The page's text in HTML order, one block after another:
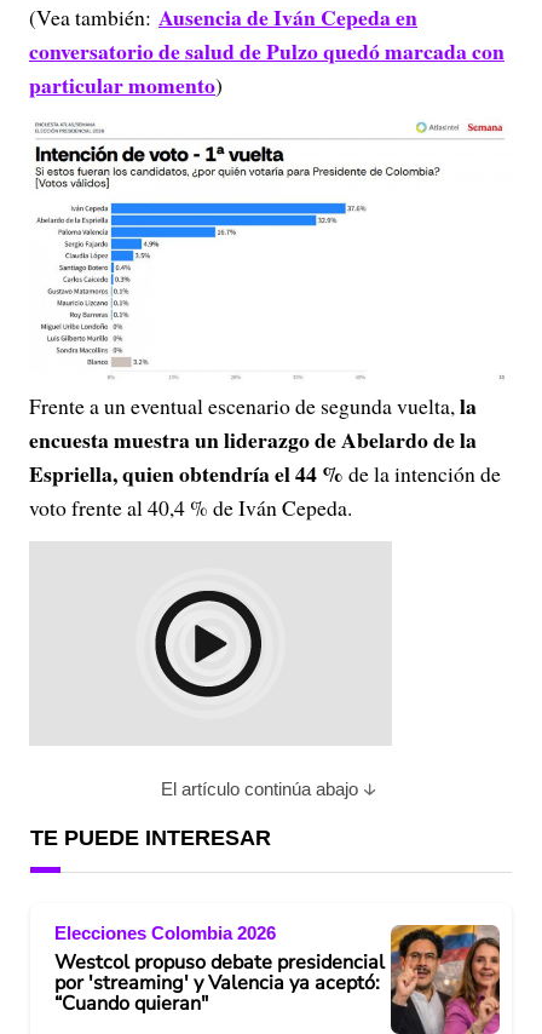
(Vea también: Ausencia de Iván Cepeda en
conversatorio de salud de Pulzo quedó marcada con
particular momento)
Frente a un eventual escenario de segunda vuelta,la
encuesta muestra un liderazgo de Abelardo de la
Espriella, quien obtendría el 44 % de la intención de
voto frente al 40,4 % de Iván Cepeda.
El artículo continúa abajo
TE PUEDE INTERESAR
Elecciones Colombia 2026
Westcol propuso debate presidencial
por 'streaming' y Valencia ya aceptó:
“Cuando quieran"